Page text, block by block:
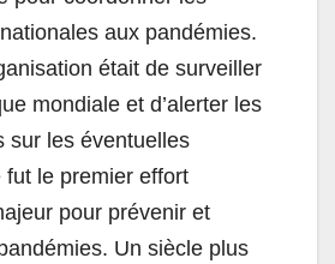
aux pandémies.
était de surveiller
mondiale et d’alerter les
sur les éventuelles
le premier effort
pour prévenir et
Un siècle plus